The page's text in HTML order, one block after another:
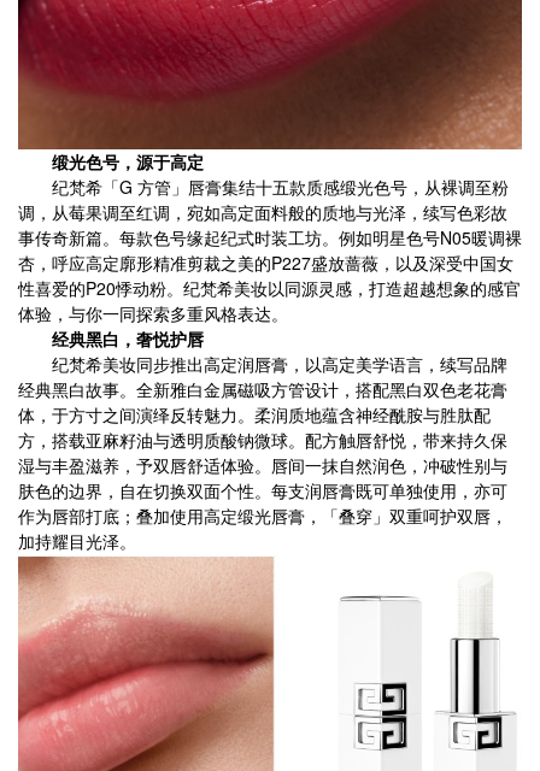
缎光色号，源于高定
纪梵希「G 方管」唇膏集结十五款质感缎光色号，从裸调至粉
调，从莓果调至红调，宛如高定面料般的质地与光泽，续写色彩故
事传奇新篇。每款色号缘起纪式时装工坊。例如明星色号N05暖调裸
杏，呼应高定廓形精准剪裁之美的P227盛放蔷薇，以及深受中国女
性喜爱的P20悸动粉。纪梵希美妆以同源灵感，打造超越想象的感官
体验，与你一同探索多重风格表达。
经典黑白，奢悦护唇
纪梵希美妆同步推出高定润唇膏，以高定美学语言，续写品牌
经典黑白故事。全新雅白金属磁吸方管设计，搭配黑白双色老花膏
体 ，于方寸之间演绎反转魅力。柔润质地蕴含神经酰胺与胜肽配
方，搭载亚麻籽油与透明质酸钠微球。配方触唇舒悦，带来持久保
湿与丰盈滋养，予双唇舒适体验。唇间一抹自然润色，冲破性别与
肤色的边界，自在切换双面个性。每支润唇膏既可单独使用，亦可
作为唇部打底；叠加使用高定缎光唇膏，「叠穿」双重呵护双唇，
加持耀目光泽。